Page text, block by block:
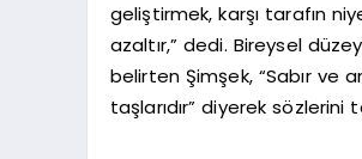
geliştirmek, karşı tarafın
azaltır,” dedi. Bireysel
belirten Şimşek, “Sabır ve
taşlarıdır” diyerek sözlerini